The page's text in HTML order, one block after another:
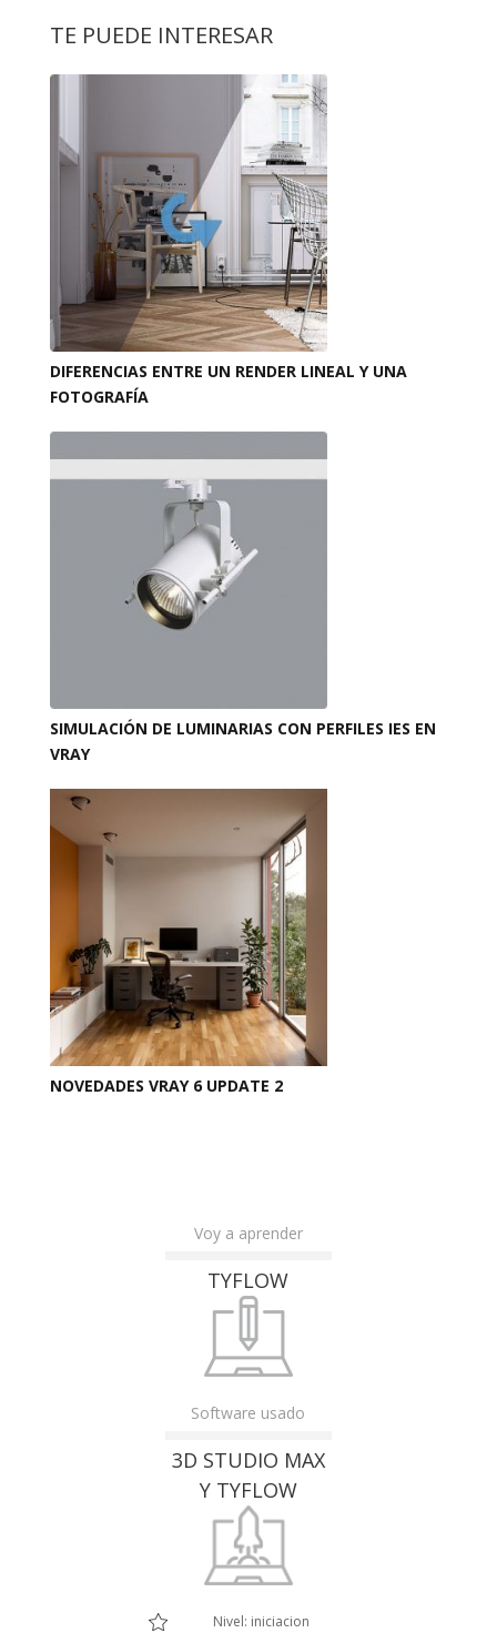
TE PUEDE INTERESAR
DIFERENCIAS ENTRE UN RENDER LINEAL Y UNA
FOTOGRAFÍA
SIMULACIÓN DE LUMINARIAS CON PERFILES IES EN
VRAY
NOVEDADES VRAY 6 UPDATE 2
Voy a aprender
TYFLOW
Software usado
3D STUDIO MAX
Y TYFLOW
Nivel: iniciacion